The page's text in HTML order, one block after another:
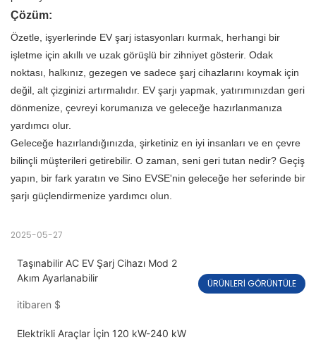
Çözüm:
Özetle, işyerlerinde EV şarj istasyonları kurmak, herhangi bir
işletme için akıllı ve uzak görüşlü bir zihniyet gösterir. Odak
noktası, halkınız, gezegen ve sadece şarj cihazlarını koymak için
değil, alt çizginizi artırmalıdır. EV şarjı yapmak, yatırımınızdan geri
dönmenize, çevreyi korumanıza ve geleceğe hazırlanmanıza
yardımcı olur.
Geleceğe hazırlandığınızda, şirketiniz en iyi insanları ve en çevre
bilinçli müşterileri getirebilir. O zaman, seni geri tutan nedir? Geçiş
yapın, bir fark yaratın ve Sino EVSE'nin geleceğe her seferinde bir
şarjı güçlendirmenize yardımcı olun.
2025-05-27
Taşınabilir AC EV Şarj Cihazı Mod 2
Akım Ayarlanabilir
itibaren $
ÜRÜNLERI GÖRÜNTÜLE
Elektrikli Araçlar İçin 120 kW-240 kW